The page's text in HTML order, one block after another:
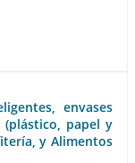
envases
(plástico, papel y
y Alimentos